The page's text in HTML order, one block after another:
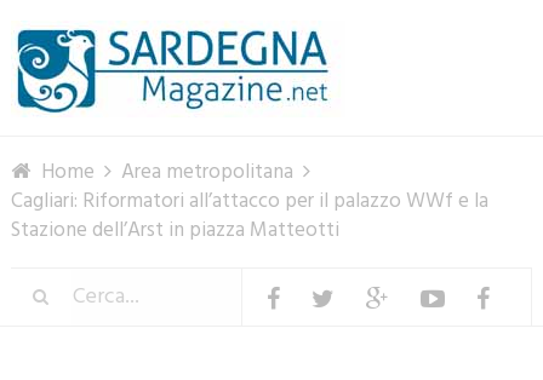
Home
Area metropolitana
Cagliari: Riformatori all’attacco per il palazzo WWf e la
Stazione dell’Arst in piazza Matteotti